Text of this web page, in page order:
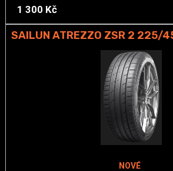
1 300 Kč
SAILUN ATREZZO ZSR 2 225/
NOVÉ